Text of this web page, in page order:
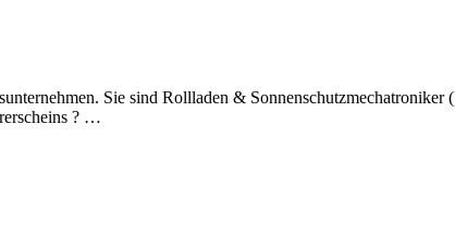
Sie sind Rollladen &
? …